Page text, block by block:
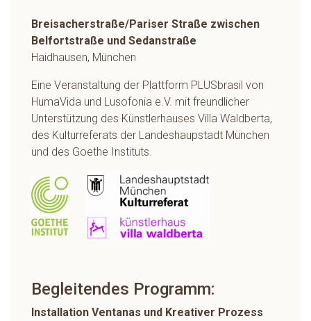
Breisacherstraße/Pariser Straße zwischen
Belfortstraße und Sedanstraße
Haidhausen, München
Eine Veranstaltung der Plattform PLUSbrasil von
HumaVida und Lusofonia e.V. mit freundlicher
Unterstützung des Künstlerhauses Villa Waldberta,
des Kulturreferats der Landeshaupstadt München
und des Goethe Instituts.
Begleitendes Programm:
Installation Ventanas und Kreativer Prozess